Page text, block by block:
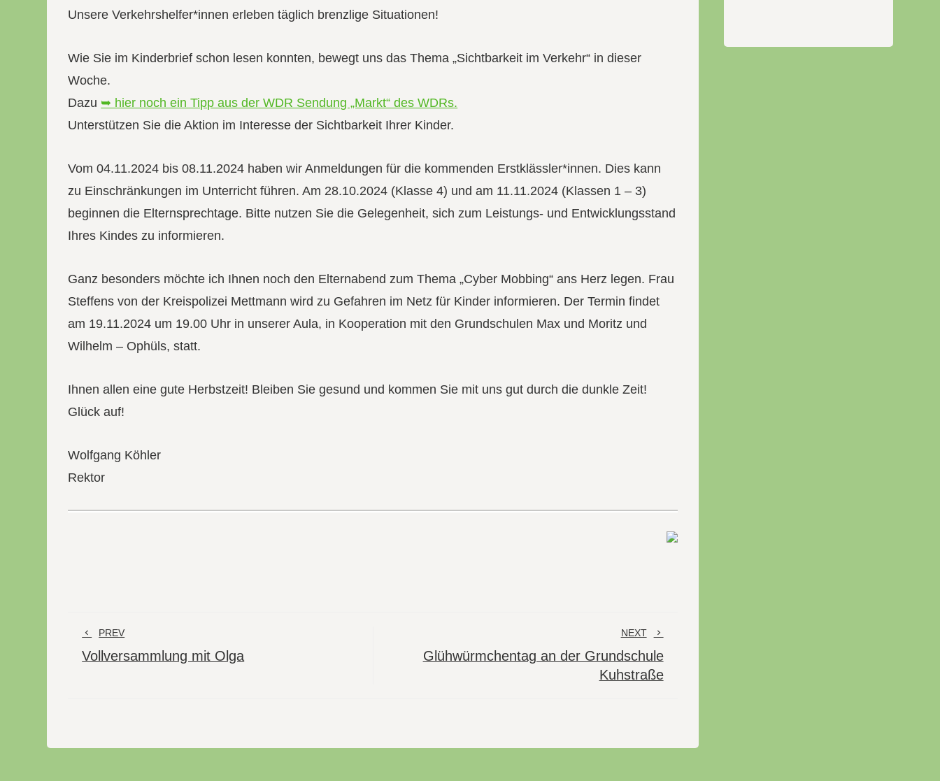
Unsere Verkehrshelfer*innen erleben täglich brenzlige Situationen!
Wie Sie im Kinderbrief schon lesen konnten, bewegt uns das Thema „Sichtbarkeit im Verkehr“ in dieser
Woche.
Dazu ➥ hier noch ein Tipp aus der WDR Sendung „Markt“ des WDRs.
Unterstützen Sie die Aktion im Interesse der Sichtbarkeit Ihrer Kinder.
Vom 04.11.2024 bis 08.11.2024 haben wir Anmeldungen für die kommenden Erstklässler*innen. Dies kann
zu Einschränkungen im Unterricht führen. Am 28.10.2024 (Klasse 4) und am 11.11.2024 (Klassen 1 – 3)
beginnen die Elternsprechtage. Bitte nutzen Sie die Gelegenheit, sich zum Leistungs- und Entwicklungsstand
Ihres Kindes zu informieren.
Ganz besonders möchte ich Ihnen noch den Elternabend zum Thema „Cyber Mobbing“ ans Herz legen. Frau
Steffens von der Kreispolizei Mettmann wird zu Gefahren im Netz für Kinder informieren. Der Termin findet
am 19.11.2024 um 19.00 Uhr in unserer Aula, in Kooperation mit den Grundschulen Max und Moritz und
Wilhelm – Ophüls, statt.
Ihnen allen eine gute Herbstzeit! Bleiben Sie gesund und kommen Sie mit uns gut durch die dunkle Zeit!
Glück auf!
Wolfgang Köhler
Rektor
PREV
Vollversammlung mit Olga
NEXT
Glühwürmchentag an der Grundschule
Kuhstraße